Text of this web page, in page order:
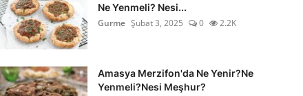
Ne Yenmeli? Nesi...
Gurme Şubat 3, 2025 0 2.2K
Amasya Merzifon'da Ne Yenir?Ne
Yenmeli?Nesi Meşhur?